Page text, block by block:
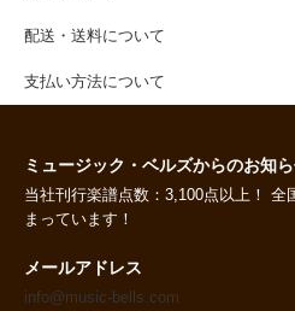
配送・送料について
支払い方法について
ミュージック・ベルズからのお知
当社刊行楽譜点数：3,100点以上！ 全
まっています！
メールアドレス
info@music-bells.com